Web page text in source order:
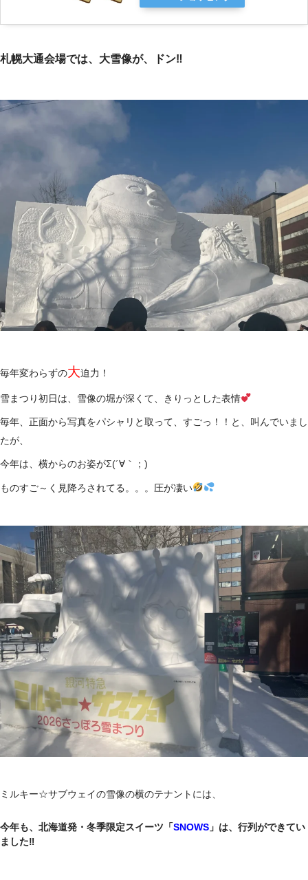
札幌大通会場では、大雪像が、ドン‼
毎年変わらずの大迫力！
雪まつり初日は、雪像の堀が深くて、きりっとした表情
毎年、正面から写真をパシャリと取って、すごっ！！と、叫んでいまし
たが、
今年は、横からのお姿がΣ(´∀｀；)
ものすご～く見降ろされてる。。。圧が凄い
ミルキー☆サブウェイの雪像の横のテナントには、
今年も、北海道発・冬季限定スイーツ「SNOWS 」は、行列ができてい
ました‼